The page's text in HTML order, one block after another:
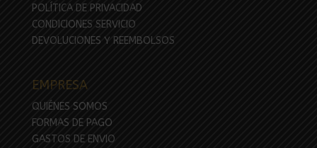
POLÍTICA DE PRIVACIDAD
CONDICIONES SERVICIO
DEVOLUCIONES Y REEMBOLSOS
EMPRESA
QUIÉNES SOMOS
FORMAS DE PAGO
GASTOS DE ENVIO